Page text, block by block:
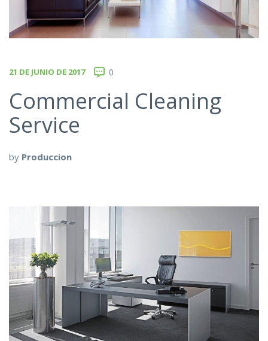
21 DE JUNIO DE 2017 0
Commercial Cleaning
Service
by Produccion